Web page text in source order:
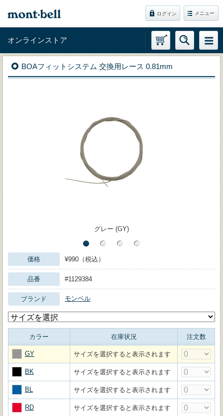
ログイン メニュー
オンラインストア
BOAフィットシステム 交換用レース 0.81mm
グレー (GY)
価格 ¥990（税込）
品番 #1129384
ブランド モンベル
カラー 在庫状況 注文数
GY サイズを選択すると表示されます
BK サイズを選択すると表示されます
BL サイズを選択すると表示されます
RD サイズを選択すると表示されます